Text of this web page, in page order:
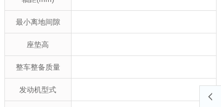
最小离地间隙
座垫高
整车整备质量
发动机型式